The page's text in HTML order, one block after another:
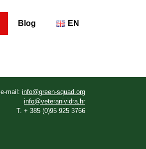
Blog EN
e-mail: info@green-squad.org
info@veteranividra.hr
T. + 385 (0)95 925 3766